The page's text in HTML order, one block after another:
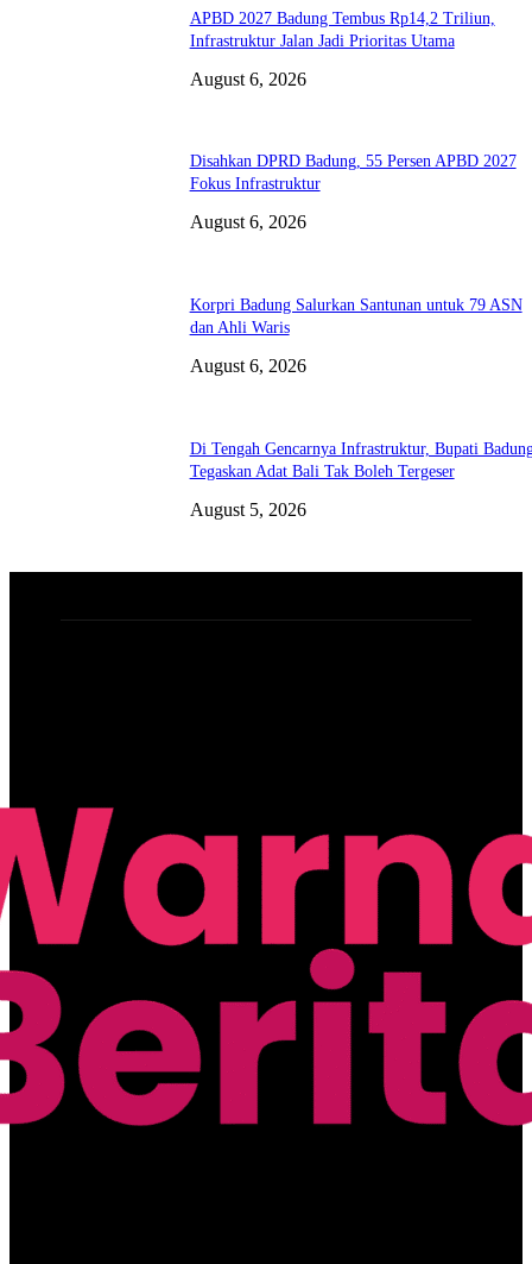
APBD 2027 Badung Tembus Rp14,2 Triliun,
Infrastruktur Jalan Jadi Prioritas Utama
August 6, 2026
Disahkan DPRD Badung, 55 Persen APBD 2027
Fokus Infrastruktur
August 6, 2026
Korpri Badung Salurkan Santunan untuk 79 ASN
dan Ahli Waris
August 6, 2026
Di Tengah Gencarnya Infrastruktur, Bupati
Tegaskan Adat Bali Tak Boleh Tergeser
August 5, 2026